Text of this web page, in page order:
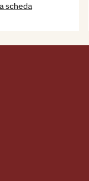
scheda